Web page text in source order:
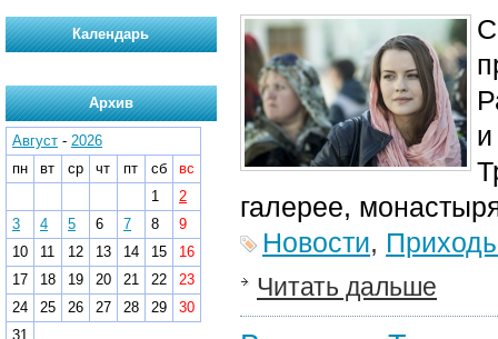
галерее,
Новости,
Читать дальше
Календарь
Архив
Август - 2026
пн
вт ср чт пт сб
вс
1
2
3
4 5 6 7 8
9
10
11 12 13 14 15
16
17
18 19 20 21 22
23
24
25 26 27 28 29
30
31